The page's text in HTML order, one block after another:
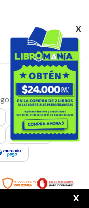
x
X